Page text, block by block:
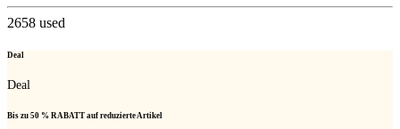
2658 used
Deal
Deal
Bis zu 50 % RABATT auf reduzierte Artikel